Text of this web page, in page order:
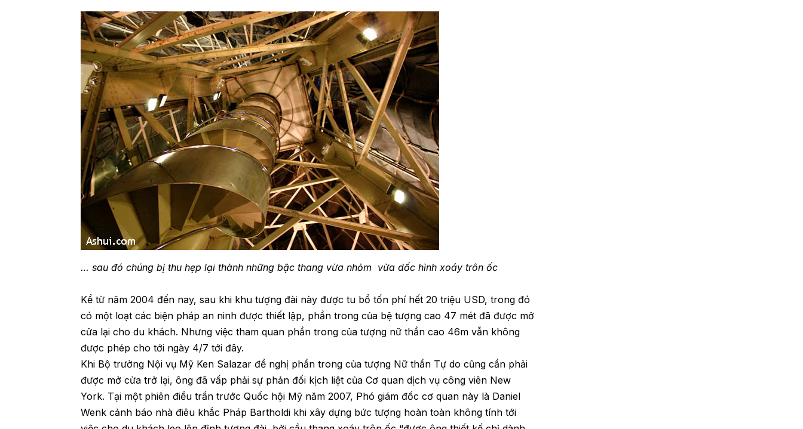
… sau đó chúng bị thu hẹp lại thành những bậc thang vừa nhỏm vừa dốc hình xoáy trôn ốc
Kể từ năm 2004 đến nay, sau khi khu tượng đài này được tu bổ tốn phí hết 20 triệu USD, trong đó
có một loạt các biện pháp an ninh được thiết lập, phần trong của bệ tượng cao 47 mét đã được mở
cửa lại cho du khách. Nhưng việc tham quan phần trong của tượng nữ thần cao 46m vẫn không
được phép cho tới ngày 4/7 tới đây.
Khi Bộ trưởng Nội vụ Mỹ Ken Salazar đề nghị phần trong của tượng Nữ thần Tự do cũng cần phải
được mở cửa trở lại, ông đã vấp phải sự phản đối kịch liệt của Cơ quan dịch vụ công viên New
York. Tại một phiên điều trần trước Quốc hội Mỹ năm 2007, Phó giám đốc cơ quan này là Daniel
Wenk cảnh báo nhà điêu khắc Pháp Bartholdi khi xây dựng bức tượng hoàn toàn không tính tới